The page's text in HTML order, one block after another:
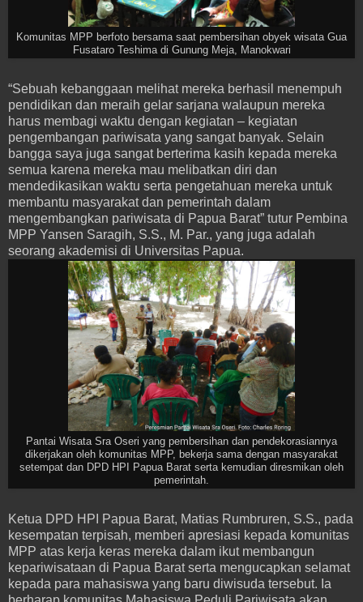
Komunitas MPP berfoto bersama saat pembersihan obyek wisata Gua
Fusataro Teshima di Gunung Meja, Manokwari
“Sebuah kebanggaan melihat mereka berhasil menempuh
pendidikan dan meraih gelar sarjana walaupun mereka
harus membagi waktu dengan kegiatan – kegiatan
pengembangan pariwisata yang sangat banyak. Selain
bangga saya juga sangat berterima kasih kepada mereka
semua karena mereka mau melibatkan diri dan
mendedikasikan waktu serta pengetahuan mereka untuk
membantu masyarakat dan pemerintah dalam
mengembangkan pariwisata di Papua Barat” tutur Pembina
MPP Yansen Saragih, S.S., M. Par., yang juga adalah
seorang akademisi di Universitas Papua.
Pantai Wisata Sra Oseri yang pembersihan dan pendekorasiannya
dikerjakan oleh komunitas MPP, bekerja sama dengan masyarakat
setempat dan DPD HPI Papua Barat serta kemudian diresmikan oleh
pemerintah.
Ketua DPD HPI Papua Barat, Matias Rumbruren, S.S., pada
kesempatan terpisah, memberi apresiasi kepada komunitas
MPP atas kerja keras mereka dalam ikut membangun
kepariwisataan di Papua Barat serta mengucapkan selamat
kepada para mahasiswa yang baru diwisuda tersebut. Ia